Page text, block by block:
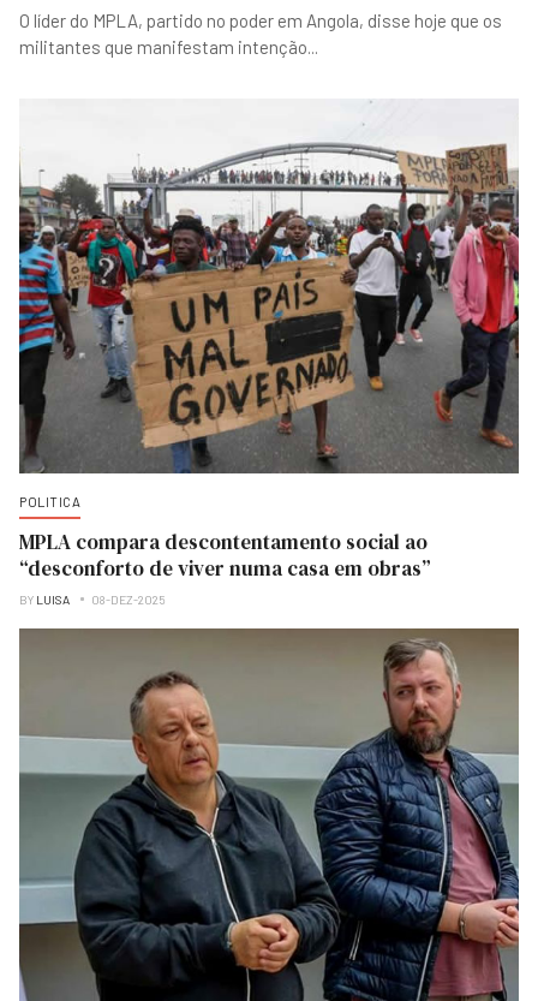
O líder do MPLA, partido no poder em Angola, disse hoje que os
militantes que manifestam intenção...
POLITICA
MPLA compara descontentamento social ao
“desconforto de viver numa casa em obras”
BY LUISA 08-DEZ-2025